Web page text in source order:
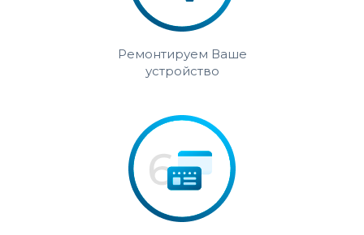
Ремонтируем Ваше
устройство